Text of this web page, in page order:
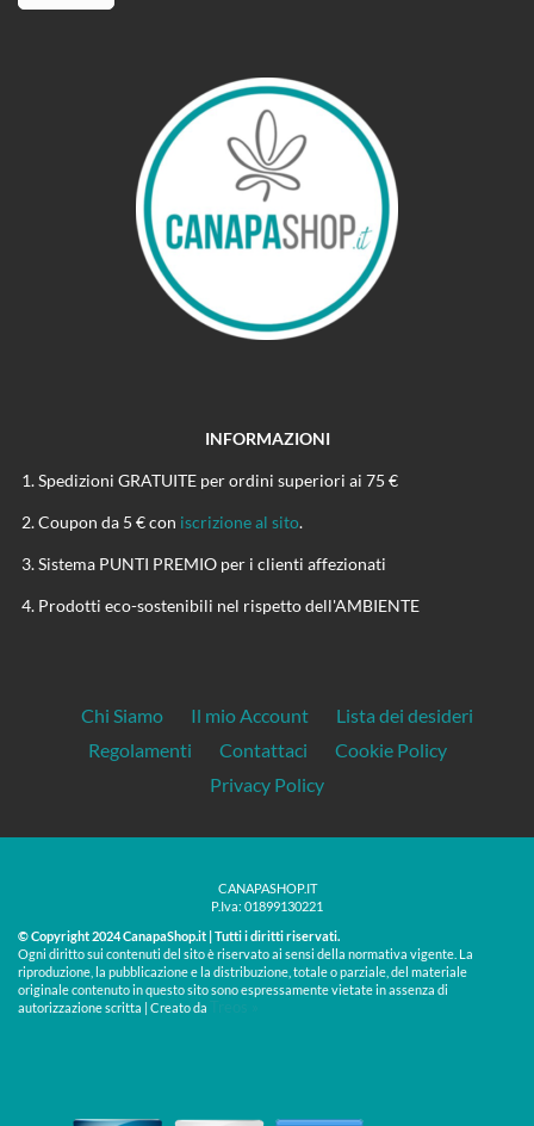
INFORMAZIONI
Spedizioni GRATUITE per ordini superiori ai 75 €
Coupon da 5 € con iscrizione al sito.
Sistema PUNTI PREMIO per i clienti affezionati
Prodotti eco-sostenibili nel rispetto dell'AMBIENTE
Chi Siamo Il mio Account
Lista dei desideri
Regolamenti
Contattaci
Cookie Policy
Privacy Policy
CANAPASHOP.IT
P.Iva: 01899130221
© Copyright 2024 CanapaShop.it | Tutti i diritti riservati.
Ogni diritto sui contenuti del sito è riservato ai sensi della normativa vigente. La
riproduzione, la pubblicazione e la distribuzione, totale o parziale, del materiale
originale contenuto in questo sito sono espressamente vietate in assenza di
autorizzazione scritta | Creato da